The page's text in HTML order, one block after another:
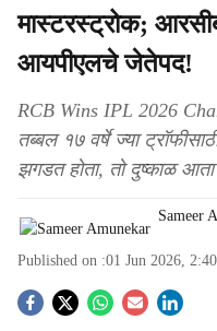
मास्टरस्ट्रोक;
आयपीएलचे जेतेपद!
RCB Wins IPL 2026
तब्बल १७ वर्षे ज्या
झगडत होता, तो दुष्काळ
Sameer
Published on :01 Jun 2026,
S